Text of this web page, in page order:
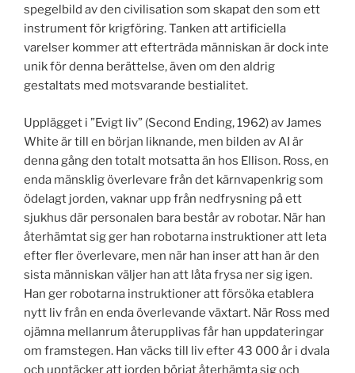
spegelbild av den civilisation som skapat den som ett
instrument för krigföring. Tanken att artificiella
varelser kommer att efterträda människan är dock inte
unik för denna berättelse, även om den aldrig
gestaltats med motsvarande bestialitet.
Upplägget i ”Evigt liv” (Second Ending, 1962) av James
White är till en början liknande, men bilden av AI är
denna gång den totalt motsatta än hos Ellison. Ross, en
enda mänsklig överlevare från det kärnvapenkrig som
ödelagt jorden, vaknar upp från nedfrysning på ett
sjukhus där personalen bara består av robotar. När han
återhämtat sig ger han robotarna instruktioner att leta
efter fler överlevare, men när han inser att han är den
sista människan väljer han att låta frysa ner sig igen.
Han ger robotarna instruktioner att försöka etablera
nytt liv från en enda överlevande växtart. När Ross med
ojämna mellanrum återupplivas får han uppdateringar
om framstegen. Han väcks till liv efter 43 000 år i dvala
och upptäcker att jorden börjat återhämta sig och